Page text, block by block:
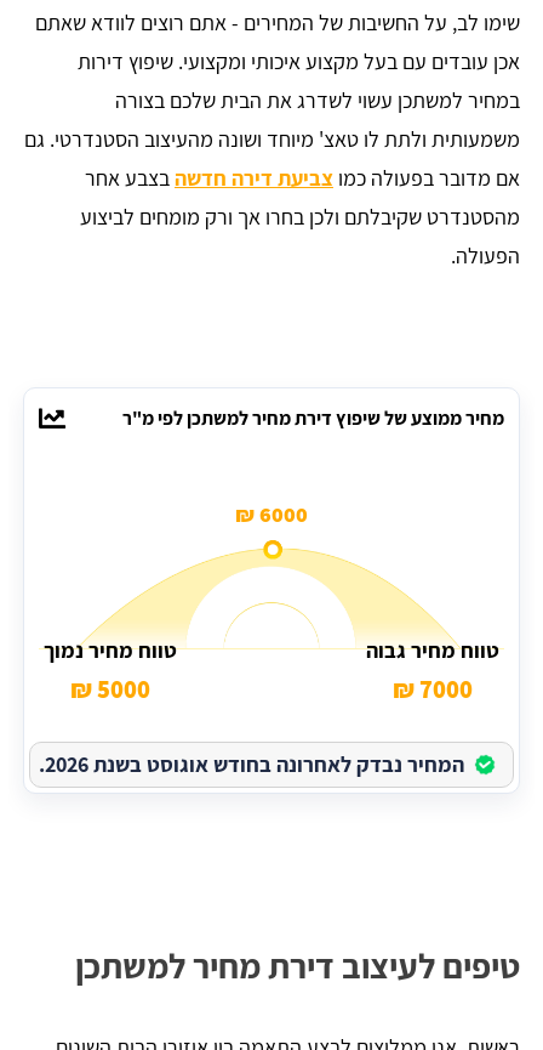
שימו לב, על החשיבות של המחירים - אתם רוצים לוודא שאתם
אכן עובדים עם בעל מקצוע איכותי ומקצועי. שיפוץ דירות
במחיר למשתכן עשוי לשדרג את הבית שלכם בצורה
משמעותית ולתת לו טאצ' מיוחד ושונה מהעיצוב הסטנדרטי. גם
אם מדובר בפעולה כמו צביעת דירה חדשהבצבע אחר
מהסטנדרט שקיבלתם ולכן בחרו אך ורק מומחים לביצוע
הפעולה.
מחיר ממוצע של שיפוץ דירת מחיר למשתכן לפי מ"ר
6000 ₪
טווח מחיר גבוה
7000 ₪
טווח מחיר נמוך
5000 ₪
המחיר נבדק לאחרונה בחודש אוגוסט בשנת 2026.
טיפים לעיצוב דירת מחיר למשתכן